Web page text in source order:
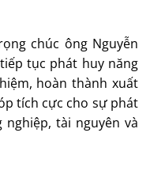
chúc ông Nguyễn
tục phát huy năng
hoàn thành xuất
tích cực cho sự phát
tài nguyên và